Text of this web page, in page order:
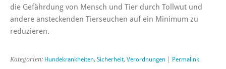
die Gefährdung von Mensch und Tier durch Tollwut und
andere ansteckenden Tierseuchen auf ein Minimum zu
reduzieren.
Kategorien: Hundekrankheiten, Sicherheit, Verordnungen Permalink